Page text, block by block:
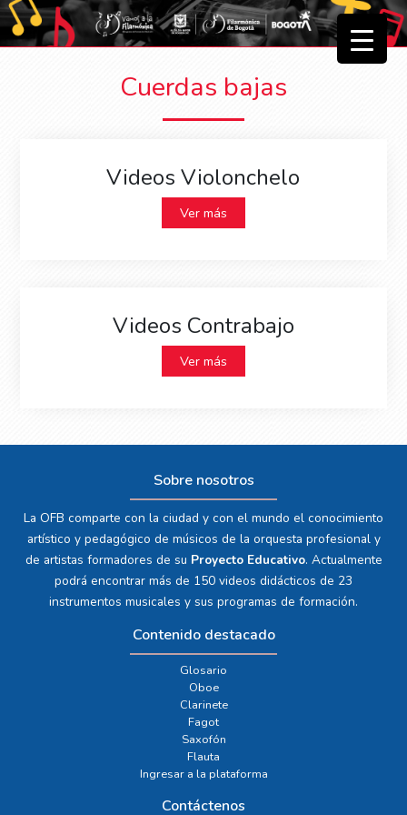
Cuerdas bajas
Videos Violonchelo
Ver más
Videos Contrabajo
Ver más
Sobre nosotros
La OFB comparte con la ciudad y con el mundo el conocimiento
artístico y pedagógico de músicos de la orquesta profesional y
de artistas formadores de su Proyecto Educativo. Actualmente
podrá encontrar más de 150 videos didácticos de 23
instrumentos musicales y sus programas de formación.
Contenido destacado
Glosario
Oboe
Clarinete
Fagot
Saxofón
Flauta
Ingresar a la plataforma
Contáctenos